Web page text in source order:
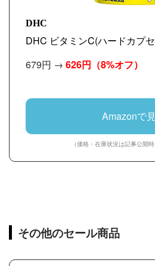
DHC
DHC ビタミンC(ハードカプ
679円 → 626円 （8%オフ）
Amazonで
（価格・在庫状況は記事公開
その他のセール商品